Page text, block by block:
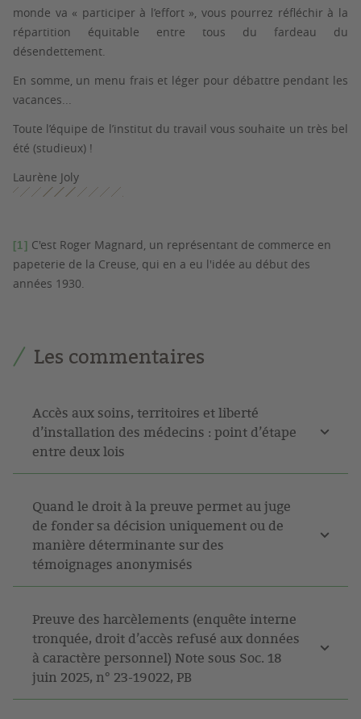
monde va « participer à l’effort », vous pourrez réfléchir à la
répartition équitable entre tous du fardeau du
désendettement.
En somme, un menu frais et léger pour débattre pendant les
vacances...
Toute l’équipe de l’institut du travail vous souhaite un très bel
été (studieux) !
Laurène Joly
[1] C'est Roger Magnard, un représentant de commerce en
papeterie de la Creuse, qui en a eu l'idée au début des
années 1930.
Les commentaires
Accès aux soins, territoires et liberté
d’installation des médecins : point d’étape
entre deux lois
Quand le droit à la preuve permet au juge
de fonder sa décision uniquement ou de
manière déterminante sur des
témoignages anonymisés
Preuve des harcèlements (enquête interne
tronquée, droit d’accès refusé aux données
à caractère personnel) Note sous Soc. 18
juin 2025, n° 23-19022, PB